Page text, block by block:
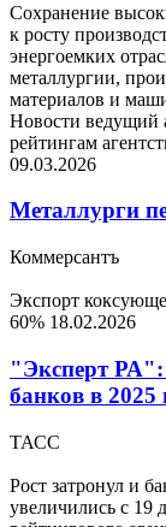
Сохранение
к росту
энергоемких
металлургии,
материалов и
Новости ведущий
рейтингам
09.03.2026
Металлурги
Коммерсантъ
Экспорт
60% 18.02.2026
"Эксперт РА":
банков в 2025
ТАСС
Рост затронул и
увеличились с 19